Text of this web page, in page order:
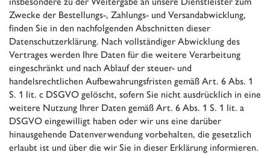
Zwecke der Bestellungs-, Zahlungs- und Versandabwicklung,
finden Sie in den nachfolgenden Abschnitten dieser
Datenschutzerklärung. Nach vollständiger Abwicklung des
Vertrages werden Ihre Daten für die weitere Verarbeitung
eingeschränkt und nach Ablauf der steuer- und
handelsrechtlichen Aufbewahrungsfristen gemäß Art. 6 Abs. 1
S. 1 lit. c DSGVO gelöscht, sofern Sie nicht ausdrücklich in eine
weitere Nutzung Ihrer Daten gemäß Art. 6 Abs. 1 S. 1 lit. a
DSGVO eingewilligt haben oder wir uns eine darüber
hinausgehende Datenverwendung vorbehalten, die gesetzlich
erlaubt ist und über die wir Sie in dieser Erklärung informieren.